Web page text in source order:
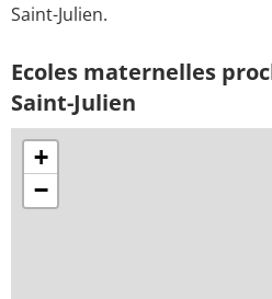
Saint-Julien.
Ecoles maternelles
Saint-Julien
+
−